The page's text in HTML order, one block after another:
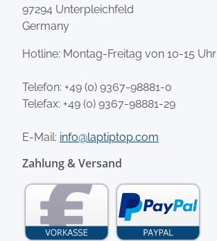
97294 Unterpleichfeld
Germany
Hotline: Montag-Freitag von 10-15 Uhr
Telefon: +49 (0) 9367-98881-0
Telefax: +49 (0) 9367-98881-29
E-Mail: info@laptiptop.com
Zahlung & Versand